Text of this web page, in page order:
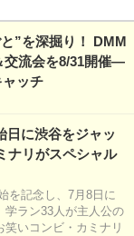
”を深掘り！ DMM
交流会を8/31開催―
ッチ
日に渋谷をジャッ
ナリがスペシャル
を記念し、7月8日に
学ラン33人が主人公の
いコンビ・カミナリ